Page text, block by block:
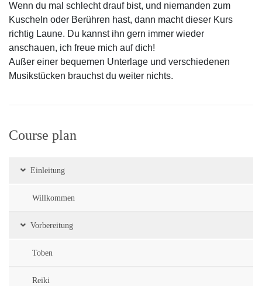
Wenn du mal schlecht drauf bist, und niemanden zum
Kuscheln oder Berühren hast, dann macht dieser Kurs
richtig Laune. Du kannst ihn gern immer wieder
anschauen, ich freue mich auf dich!
Außer einer bequemen Unterlage und verschiedenen
Musikstücken brauchst du weiter nichts.
Course plan
Einleitung
Willkommen
Vorbereitung
Toben
Reiki